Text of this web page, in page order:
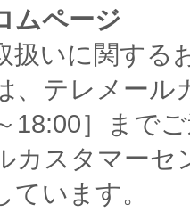
ムページ
扱いに関する
、テレメー
18:00］まで
カスタマーセ
ています。